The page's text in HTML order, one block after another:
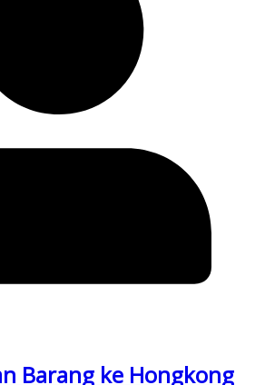
Barang ke Hongkong